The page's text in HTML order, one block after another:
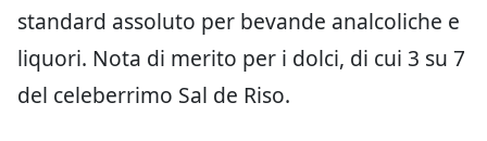
standard assoluto per bevande analcoliche e
liquori. Nota di merito per i dolci, di cui 3 su 7
del celeberrimo Sal de Riso.